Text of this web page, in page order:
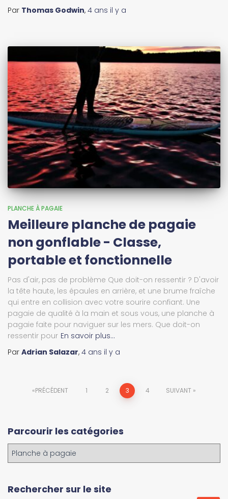
Par Thomas Godwin, 4 ans il y a
PLANCHE À PAGAIE
Meilleure planche de pagaie
non gonflable - Classe,
portable et fonctionnelle
Pas d'air, pas de problème Que doit-on ressentir ? D'avoir
la tête haute, les épaules en arrière, et une brume fraîche
qui entre en collision avec votre sourire confiant. Une
pagaie de qualité à la main et sous vous, une planche à
pagaie faite pour naviguer sur les mers. Que doit-on
ressentir pour En savoir plus…
Par Adrian Salazar, 4 ans il y a
Navigation
articles
PRÉCÉDENT 1 2 3 4 SUIVANT
Parcourir les catégories
o
Rechercher sur le site